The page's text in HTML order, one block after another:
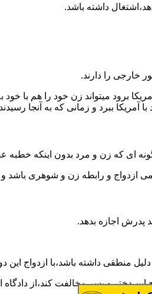
داشته باشد.
خارجی را دارند.
برود میتواند زن خود را هم
آمریکا ببرد و زمانی که به آنجا
ای که زن و مرد بدون اینکه
ازدواج و رابطه زن و شوهری باشد
پدرش اجازه بدهد.
منطقی داشته باشد،با ازدواج این
دختر و پسر مخالفت کند،از دادگاه